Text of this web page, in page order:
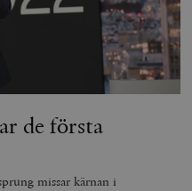
de första
missar kärnan i